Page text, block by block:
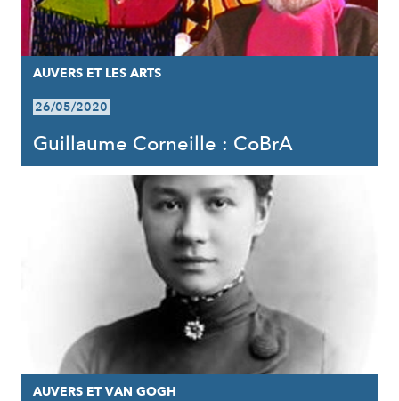
AUVERS ET LES ARTS
26/05/2020
Guillaume Corneille : CoBrA
AUVERS ET VAN GOGH